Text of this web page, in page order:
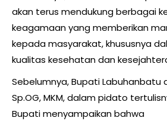
akan terus mendukung berbagai
keagamaan yang memberikan
kepada masyarakat, khususnya
kualitas kesehatan dan
Sebelumnya, Bupati Labuhanbatu
Sp.OG, MKM, dalam pidato
Bupati menyampaikan bahwa